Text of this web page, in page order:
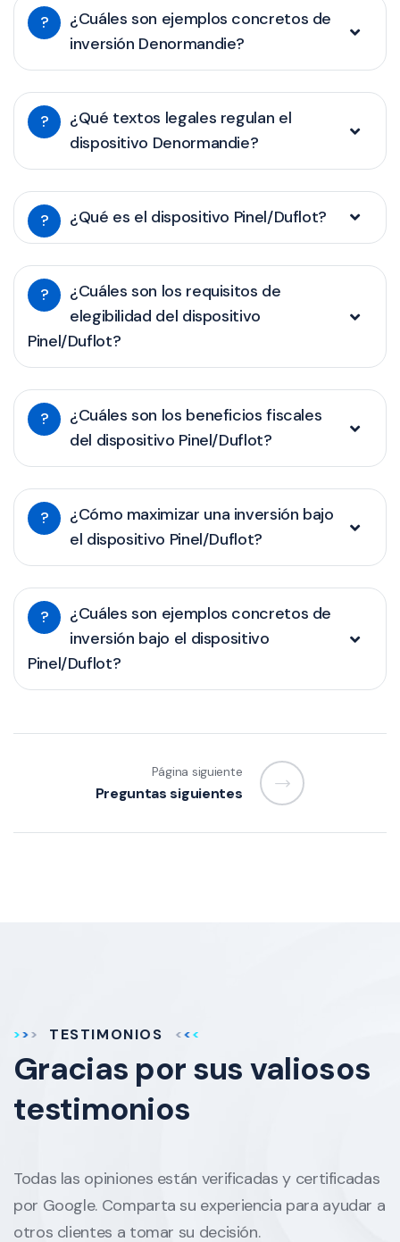
?
¿Cuáles son ejemplos concretos de
inversión Denormandie?
?
¿Qué textos legales regulan el
dispositivo Denormandie?
? ¿Qué es el dispositivo Pinel/Duflot?
?
¿Cuáles son los requisitos de
elegibilidad del dispositivo
Pinel/Duflot?
?
¿Cuáles son los beneficios fiscales
del dispositivo Pinel/Duflot?
?
¿Cómo maximizar una inversión bajo
el dispositivo Pinel/Duflot?
?
¿Cuáles son ejemplos concretos de
inversión bajo el dispositivo
Pinel/Duflot?
Página siguiente
Preguntas siguientes
TESTIMONIOS
Gracias por susvaliosos
testimonios
Todas las opiniones están verificadas y certificadas
por Google. Comparta su experiencia para ayudar a
otros clientes a tomar su decisión.